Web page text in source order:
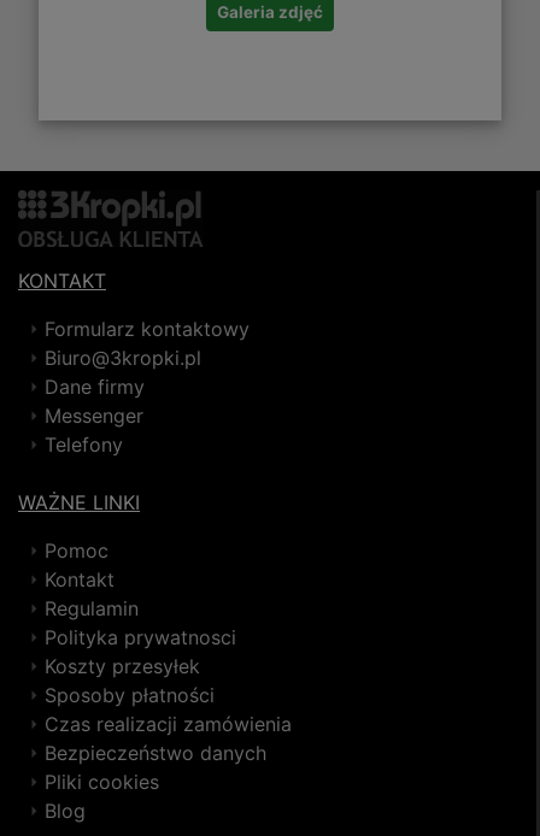
Galeria zdjęć
KONTAKT
Formularz kontaktowy
Biuro@3kropki.pl
Dane firmy
Messenger
Telefony
WAŻNE LINKI
Pomoc
Kontakt
Regulamin
Polityka prywatnosci
Koszty przesyłek
Sposoby płatności
Czas realizacji zamówienia
Bezpieczeństwo danych
Pliki cookies
Blog